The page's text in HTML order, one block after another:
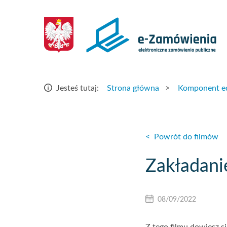
główna
Jesteś tutaj: Strona główna > Komponent
< Powrót do filmów
08/09/2022